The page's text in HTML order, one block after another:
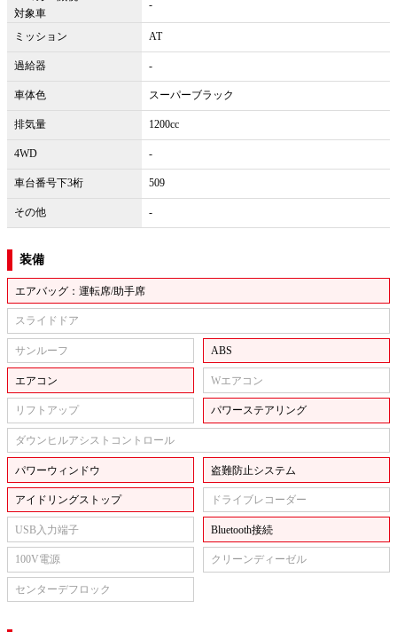
対象車
-
ミッション AT
過給器 -
車体色 スーパーブラック
排気量 1200cc
4WD -
車台番号下3桁 509
その他 -
装備
エアバッグ：運転席/助手席
スライドドア
サンルーフ ABS
エアコン Wエアコン
リフトアップ パワーステアリング
ダウンヒルアシストコントロール
パワーウィンドウ 盗難防止システム
アイドリングストップ ドライブレコーダー
USB入力端子 Bluetooth接続
100V電源 クリーンディーゼル
センターデフロック